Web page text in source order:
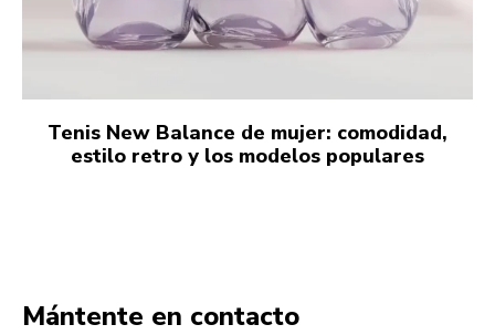
Tenis New Balance de mujer: comodidad,
estilo retro y los modelos populares
Mántente en contacto